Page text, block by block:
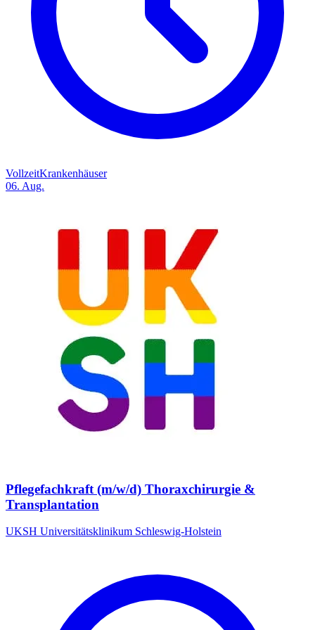
VollzeitKrankenhäuser
06. Aug.
Pflegefachkraft (m/w/d) Thoraxchirurgie &
Transplantation
UKSH Universitätsklinikum Schleswig-Holstein